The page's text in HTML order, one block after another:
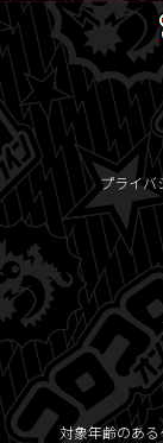
プライバ
対象年齢のあ